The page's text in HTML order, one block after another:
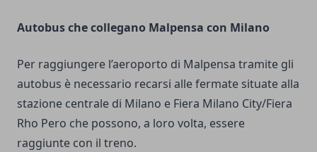
Autobus che collegano Malpensa con Milano
Per raggiungere l’aeroporto di Malpensa tramite gli
autobus è necessario recarsi alle fermate situate alla
stazione centrale di Milano e Fiera Milano City/Fiera
Rho Pero che possono, a loro volta, essere
raggiunte con il treno.